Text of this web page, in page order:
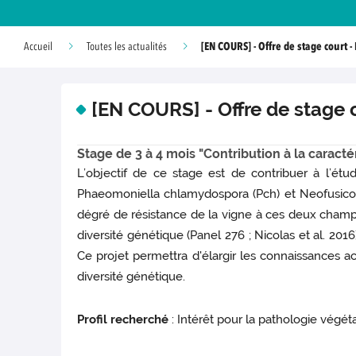
Accueil Toutes les actualités [EN COURS] - Offre de stage court -
[EN COURS] - Offre de
Stage de 3 à 4 mois "Contribution à la
L’objectif de ce stage est de contribuer à
Phaeomoniella chlamydospora (Pch) et
dégré de résistance de la vigne à ces deux
diversité génétique (Panel 276 ; Nicolas et al.
Ce projet permettra d'élargir les connaissances
diversité génétique.
Profil recherché : Intérêt pour la pathologie